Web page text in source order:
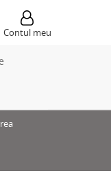
Contul meu